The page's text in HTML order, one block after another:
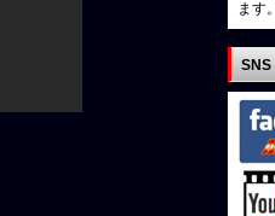
ます。
SNS